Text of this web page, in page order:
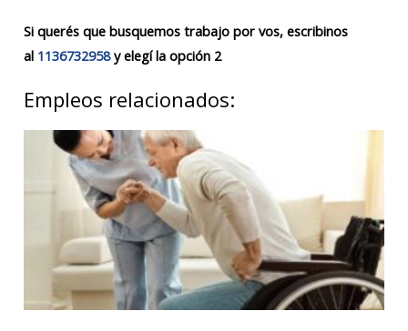
Si querés que busquemos trabajo por vos, escribinos
al 1136732958y elegí la opción 2
Empleos relacionados: